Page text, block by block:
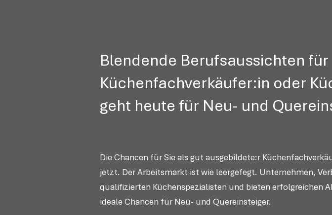
Blendende Berufsaussichten
Küchenfachverkäufer:in oder
geht heute für Neu- und
Die Chancen für Sie als gut ausgebildete:r
jetzt. Der Arbeitsmarkt ist wie leergefegt. Unternehmen,
qualifizierten Küchenspezialisten und bieten erfolgreichen
ideale Chancen für Neu- und Quereinsteiger.